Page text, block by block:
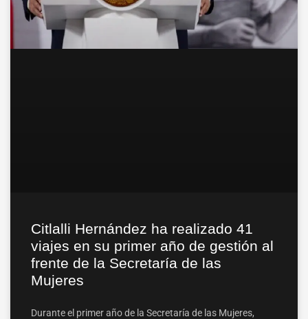
Citlalli Hernández ha realizado 41
viajes en su primer año de gestión al
frente de la Secretaría de las
Mujeres
Durante el primer año de la Secretaría de las Mujeres,